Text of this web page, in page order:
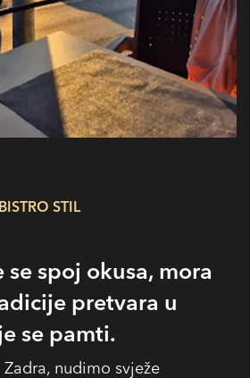
STIL
se spoj okusa, mora
pretvara u
se pamti.
Zadra, nudimo svježe